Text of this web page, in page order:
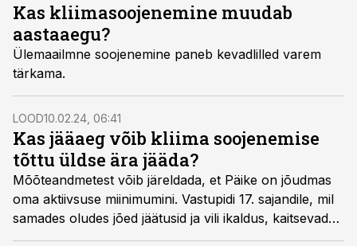
Kas kliimasoojenemine muudab
aastaaegu?
Ülemaailmne soojenemine paneb kevadlilled varem
tärkama.
LOOD10.02.24, 06:41
Kas jääaeg võib kliima soojenemise
tõttu üldse ära jääda?
Mõõteandmetest võib järeldada, et Päike on jõudmas
oma aktiivsuse miinimumini. Vastupidi 17. sajandile, mil
samades oludes jõed jäätusid ja vili ikaldus, kaitsevad
meid nüüd pakase jäise embuse eest miljonid tonnid